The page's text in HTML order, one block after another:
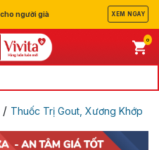
người già XEM NGAY
0
/ Thuốc Trị Gout, Xương Khớp